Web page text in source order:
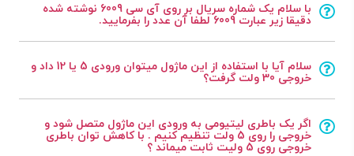
با سلام یک شماره سریال بر روی آی سی 6009 نوشته شده
دقیقا زیر عبارت 6009 لطفا آن عدد را بفرمایید.
سلام آیا با استفاده از این ماژول میتوان ورودی 5 یا 12 داد و
خروجی 30 ولت گرفت؟
اگر یک باطری لیتیومی به ورودی این ماژول متصل شود و
خروجی را روی 5 ولت تنظیم کنیم . با کاهش توان باطری
خروجی روی 5 ولیت ثابت میماند ؟